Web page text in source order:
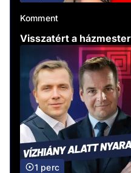
Komment
Visszatért a
1 perc